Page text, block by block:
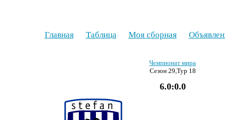
Главная Таблица Моя сборная
Чемпионат мира
Сезон 29,Тур 18
6.0:0.0